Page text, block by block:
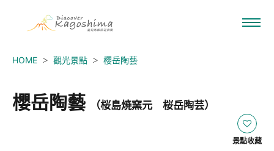
HOME 觀光景點 櫻岳陶藝
櫻岳陶藝 （桜島焼窯元 桜岳陶芸）
景點收藏